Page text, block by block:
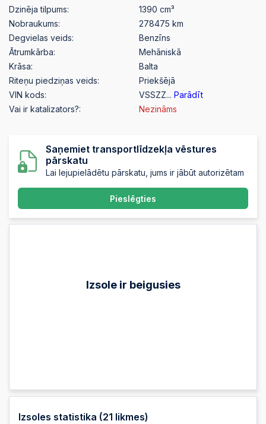
Dzinēja tilpums:
1390 cm³
Nobraukums:
278475 km
Degvielas veids:
Benzīns
Ātrumkārba:
Mehāniskā
Krāsa:
Balta
Riteņu piedziņas veids:
Priekšējā
VIN kods:
VSSZZ... Parādīt
Vai ir katalizators?:
Nezināms
Saņemiet transportlīdzekļa vēstures
pārskatu
Lai lejupielādētu pārskatu, jums ir jābūt autorizētam
Pieslēgties
Izsole ir beigusies
Izsoles statistika (21 likmes)